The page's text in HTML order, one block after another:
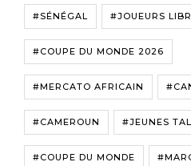
#SÉNÉGAL #JOUEURS
#COUPE DU MONDE 2026
#MERCATO AFRICAIN
#CAMEROUN #JEUNES
#COUPE DU MONDE